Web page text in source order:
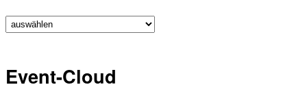
Event-Cloud